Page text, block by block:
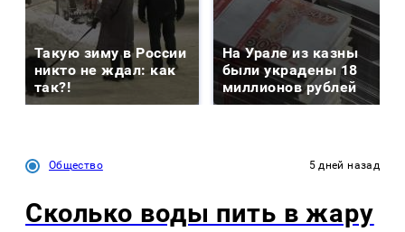
Такую зиму в России
никто не ждал: как
так?!
На Урале из казны
были украдены 18
миллионов рублей
Общество 5 дней назад
Сколько воды пить в жару